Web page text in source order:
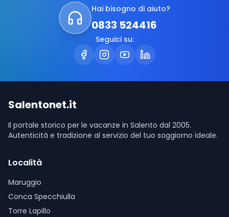
Hai bisogno di aiuto?
0833 524416
Seguici su:
Salentonet.it
Il portale storico per le vacanze in Salento dal 2005.
Autenticità e tradizione al servizio del tuo soggiorno ideale.
Località
Maruggio
Conca Specchiulla
Torre Lapillo